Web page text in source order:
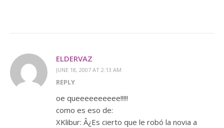
ELDERVAZ
JUNE 18, 2007 AT 2:13 AM
REPLY
oe queeeeeeeeee!!!!!
como es eso de:
XKlibur: Â¿Es cierto que le robó la novia a